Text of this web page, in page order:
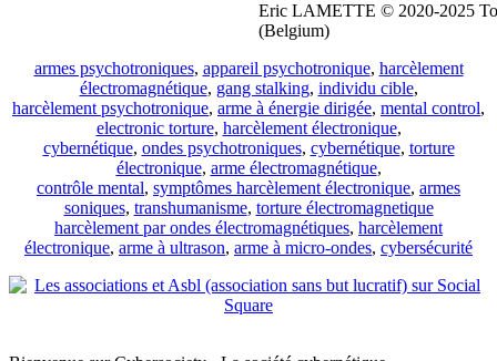
Eric LAMETTE © 2020-2025
(Belgium)
armes psychotroniques, appareil psychotronique, harcèlement
électromagnétique, gang stalking, individu cible,
harcèlement psychotronique, arme à énergie dirigée, mental control,
electronic torture, harcèlement électronique,
cybernétique, ondes psychotroniques, cybernétique, torture
électronique, arme électromagnétique,
contrôle mental, symptômes harcèlement électronique, armes
soniques, transhumanisme, torture électromagnetique
harcèlement par ondes électromagnétiques, harcèlement
électronique, arme à ultrason, arme à micro-ondes, cybersécurité